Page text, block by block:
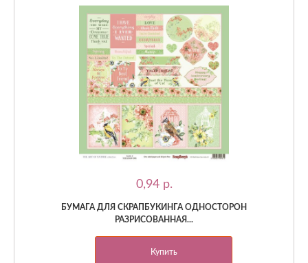
0,94 p.
БУМАГА ДЛЯ СКРАПБУКИНГА ОДНОСТОРОН
РАЗРИСОВАННАЯ...
Купить